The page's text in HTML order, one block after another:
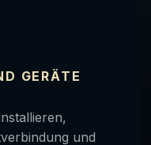
GERÄTE
und